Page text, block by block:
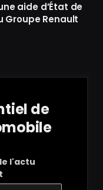
aide d’État de
Groupe Renault
de
l'actu